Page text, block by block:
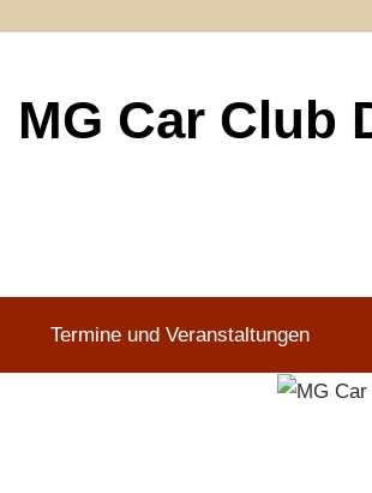
MG Car Club
Termine und Veranstaltungen